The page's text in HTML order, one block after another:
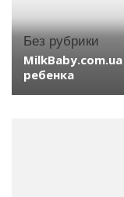
Без рубрики
ребенка